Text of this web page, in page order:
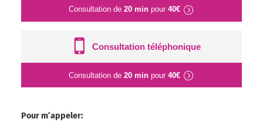
Consultation de 20 min pour 40€
Consultation téléphonique
Consultation de 20 min pour 40€
Pour m’appeler: